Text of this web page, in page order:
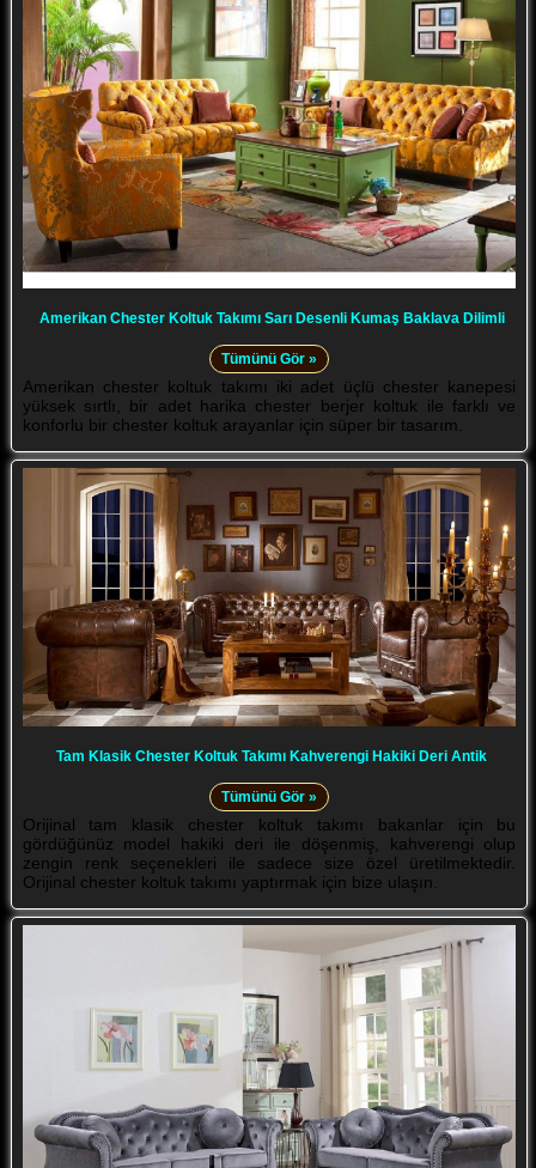
Amerikan Chester Koltuk Takımı Sarı Desenli Kumaş Baklava Dilimli
Tümünü Gör »
Amerikan chester koltuk takımı iki adet üçlü chester kanepesi
yüksek sırtlı, bir adet harika chester berjer koltuk ile farklı ve
konforlu bir chester koltuk arayanlar için süper bir tasarım.
Tam Klasik Chester Koltuk Takımı Kahverengi Hakiki Deri Antik
Tümünü Gör »
Orijinal tam klasik chester koltuk takımı bakanlar için bu
gördüğünüz model hakiki deri ile döşenmiş, kahverengi olup
zengin renk seçenekleri ile sadece size özel üretilmektedir.
Orijinal chester koltuk takımı yaptırmak için bize ulaşın.